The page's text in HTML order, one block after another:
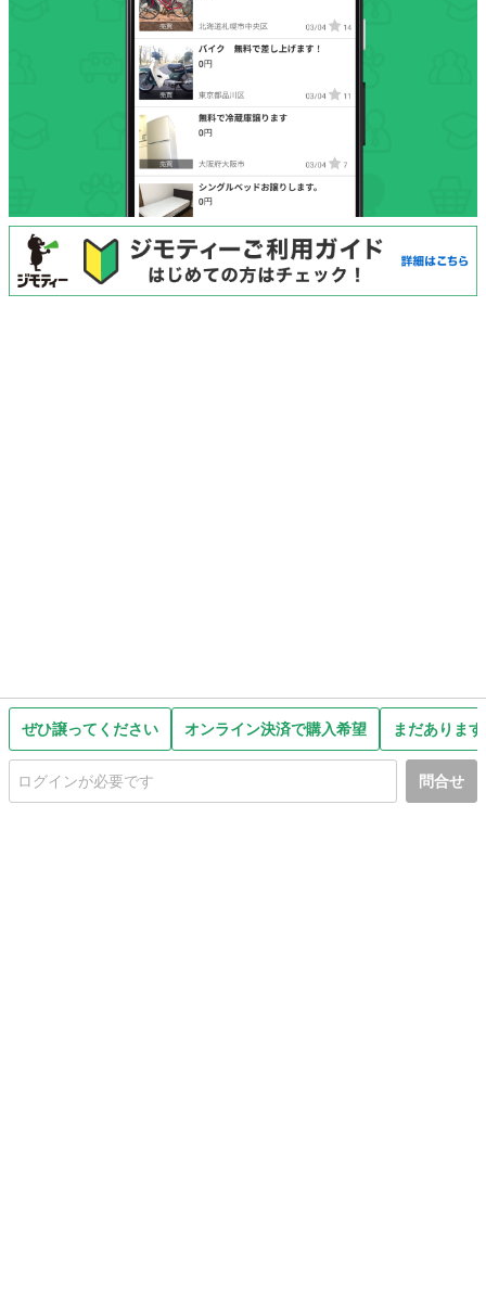
ぜひ譲ってください オンライン決済で購入希望 まだありま
問合せ